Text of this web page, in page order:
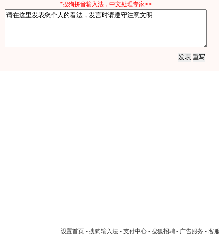
*搜狗拼音输入法，中文处理专家>>
设置首页 - 搜狗输入法 - 支付中心 - 搜狐招聘 - 广告服务 - 客